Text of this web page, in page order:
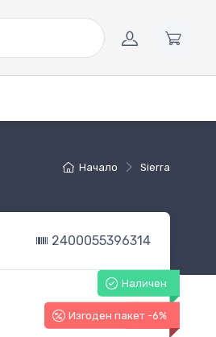
Начало Sierra
2400055396314
Наличен
-6%
Изгоден пакет -6%